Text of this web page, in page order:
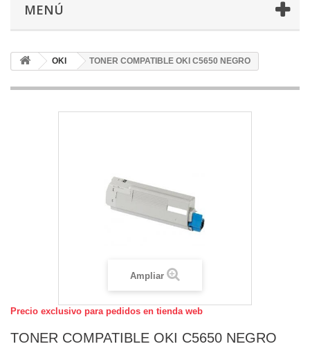
MENÚ
OKI TONER COMPATIBLE OKI C5650 NEGRO
Ampliar
Precio exclusivo para pedidos en tienda web
TONER COMPATIBLE OKI C5650 NEGRO